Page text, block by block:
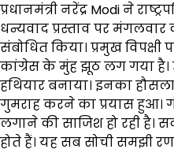
प्रधानमंत्री नरेंद्र Modi ने
धन्यवाद प्रस्ताव पर
संबोधित किया। प्रमुख विपक्षी
कांग्रेस के मुंह झूठ लग गया है।
हथियार बनाया। इनका
गुमराह करने का प्रयास हुआ।
लगाने की साजिश हो रही है।
होते हैं। यह सब सोची समझी